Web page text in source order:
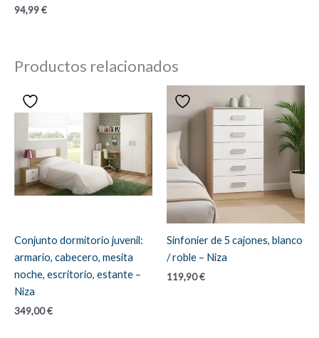
94,99€
Productos relacionados
Conjunto dormitorio juvenil:
armario, cabecero, mesita
noche, escritorio, estante –
Niza
349,00€
Sinfonier de 5 cajones, blanco
/ roble – Niza
119,90€